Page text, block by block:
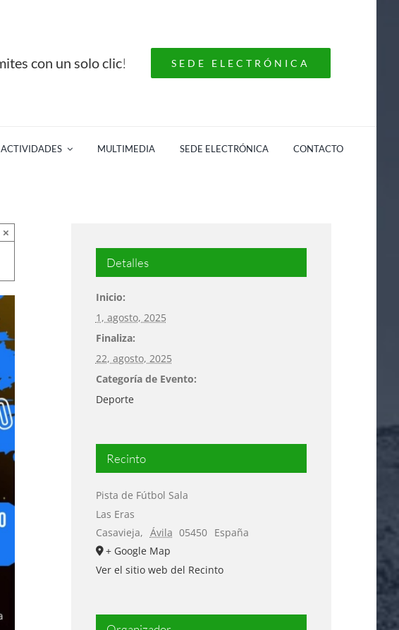
con un solo clic! SEDE ELECTRÓNICA
ACTIVIDADES MULTIMEDIA SEDE ELECTRÓNICA CONTACTO
×
Detalles
Inicio:
1, agosto, 2025
Finaliza:
22, agosto, 2025
Categoría de Evento:
Deporte
Recinto
Pista de Fútbol Sala
Las Eras
Casavieja, Ávila 05450 España
+ Google Map
Ver el sitio web del Recinto